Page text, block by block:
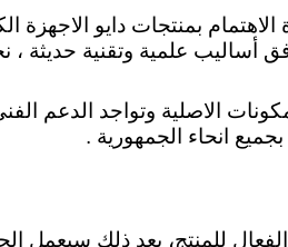
بمنتجات دايو الاجهزة
أساليب علمية وتقنية حديثة ،
الاصلية وتواجد الدعم
للمنتج، بعد ذلك سيعمل